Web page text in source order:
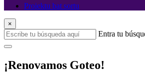
Proiektu bat sortu
×
Entra tu
¡Renovamos Goteo!